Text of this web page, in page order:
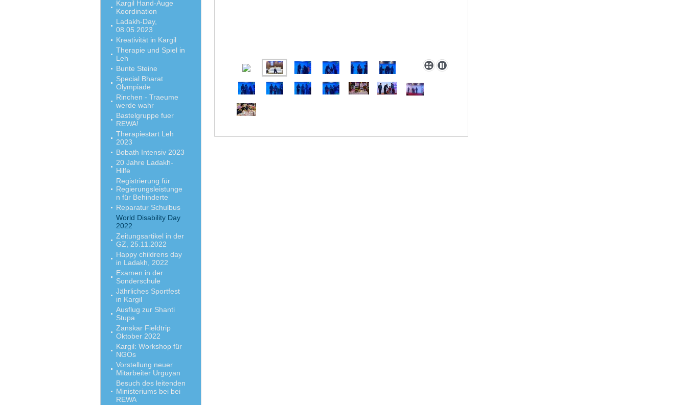
Kargil Hand-Auge
Koordination
Ladakh-Day,
08.05.2023
Kreativität in Kargil
Therapie und Spiel in
Leh
Bunte Steine
Special Bharat
Olympiade
Rinchen - Traeume
werde wahr
Bastelgruppe fuer
REWA!
Therapiestart Leh
2023
Bobath Intensiv 2023
20 Jahre Ladakh-
Hilfe
Registrierung für
Regierungsleistunge
n für Behinderte
Reparatur Schulbus
World Disability Day
2022
Zeitungsartikel in der
GZ, 25.11.2022
Happy childrens day
in Ladakh, 2022
Examen in der
Sonderschule
Jährliches Sportfest
in Kargil
Ausflug zur Shanti
Stupa
Zanskar Fieldtrip
Oktober 2022
Kargil: Workshop für
NGOs
Vorstellung neuer
Mitarbeiter Urguyan
Besuch des leitenden
Ministeriums bei bei
REWA